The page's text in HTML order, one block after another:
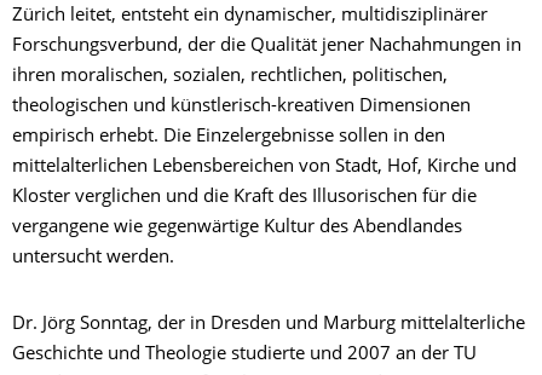
Zürich leitet, entsteht ein dynamischer, multidisziplinärer
Forschungsverbund, der die Qualität jener Nachahmungen in
ihren moralischen, sozialen, rechtlichen, politischen,
theologischen und künstlerisch-kreativen Dimensionen
empirisch erhebt. Die Einzelergebnisse sollen in den
mittelalterlichen Lebensbereichen von Stadt, Hof, Kirche und
Kloster verglichen und die Kraft des Illusorischen für die
vergangene wie gegenwärtige Kultur des Abendlandes
untersucht werden.
Dr. Jörg Sonntag, der in Dresden und Marburg mittelalterliche
Geschichte und Theologie studierte und 2007 an der TU